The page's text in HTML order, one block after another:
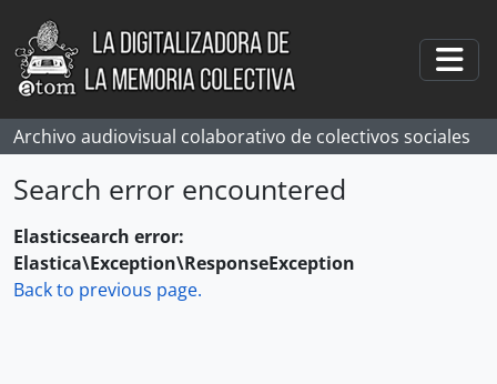
Skip to main content
Archivo audiovisual colaborativo de colectivos sociales
Search error encountered
Elasticsearch error:
Elastica\Exception\ResponseException
Back to previous page.